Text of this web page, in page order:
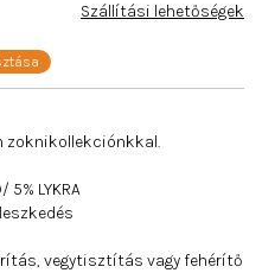
zoknikollekciónkkal.
5% LYKRA
vegytisztítás vagy fehérítő
Szállítási lehetőségek